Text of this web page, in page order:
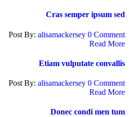
Cras semper ipsum sed
Post By: alisamackersey 0 Comment
Read More
Etiam vulputate convallis
Post By: alisamackersey 0 Comment
Read More
Donec condi men tum